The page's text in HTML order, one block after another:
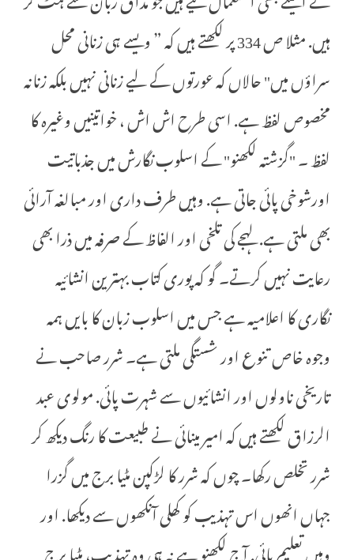
ہیں. مثلا ص 334 پر لکھتے ہیں کہ ” ویسے ہی زنانی محل
سراؤں میں" حالاں کہ عورتوں کے لیے زنانی نہیں بلکہ زنانہ
مخصوص لفظ ہے. اسی طرح اش اش ، خواتینیں وغیرہ کا
لفظ ۔ "گزشتہ لکھنو" کے اسلوب نگارش میں جذباتیت
اورشوخی پائی جاتی ہے. وہیں طرف داری اور مبالغہ آرائی
بھی ملتی ہے. لہجے کی تلخی اور الفاظ کے صرفہ میں ذرا بھی
رعایت نہیں کرتے۔ گو کہ پوری کتاب بہترین انشائیہ
نگاری کا اعلامیہ ہے جس میں اسلوب زبان کا بایں ہمہ
وجوہ خاص تنوع اور شستگی ملتی ہے۔ شرر صاحب نے
تاریخی ناولوں اور انشائیوں سے شہرت پائی. مولوی عبد
الرزاق لکھتے ہیں کہ امیر مینائی نے طبیعت کا رنگ دیکھ کر
شرر تخلص رکھا۔ چوں کہ شرر کا لڑکپن مٹیا برج میں گزرا
جہاں انھوں اس تہذیب کو کھلی آنکھوں سے دیکھا. اور
وہیں تعلیم پائی. آج لکھنو ہے نہ ہی وہ تہذیب، مٹیا برج